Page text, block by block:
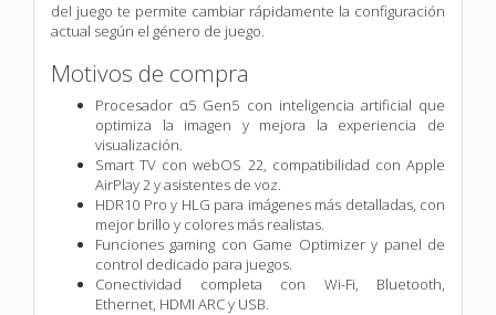
del juego te permite cambiar rápidamente la configuración
actual según el género de juego.
Motivos de compra
Procesador α5 Gen5 con inteligencia artificial que
optimiza la imagen y mejora la experiencia de
visualización.
Smart TV con webOS 22, compatibilidad con Apple
AirPlay 2 y asistentes de voz.
HDR10 Pro y HLG para imágenes más detalladas, con
mejor brillo y colores más realistas.
Funciones gaming con Game Optimizer y panel de
control dedicado para juegos.
Conectividad completa con Wi-Fi, Bluetooth,
Ethernet, HDMI ARC y USB.